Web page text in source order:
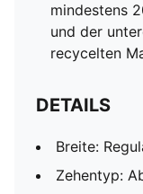
mindestens
und der
recycelten
DETAILS
Breite:
Zehentyp: